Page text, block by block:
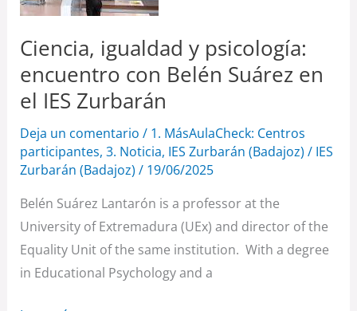
Ciencia, igualdad y psicología:
encuentro con Belén Suárez en
el IES Zurbarán
Deja un comentario / 1. MásAulaCheck: Centros
participantes, 3. Noticia, IES Zurbarán (Badajoz) / IES
Zurbarán (Badajoz) / 19/06/2025
Belén Suárez Lantarón is a professor at the
University of Extremadura (UEx) and director of the
Equality Unit of the same institution. With a degree
in Educational Psychology and a
con
Suárez
en
el
IES
Zurbarán